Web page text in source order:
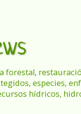
forestal,
especies,
hídricos,